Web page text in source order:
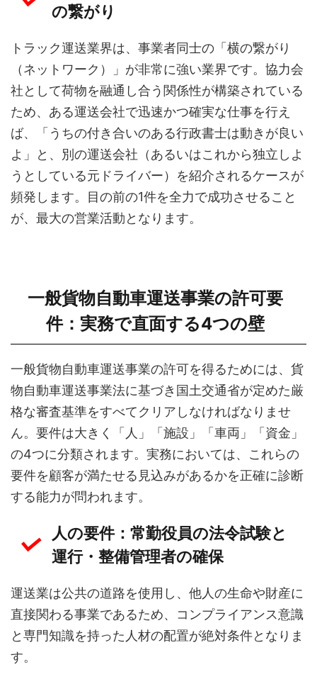
の繋がり
トラック運送業界は、事業者同士の「横の繋がり
（ネットワーク）」が非常に強い業界です。協力会
社として荷物を融通し合う関係性が構築されている
ため、ある運送会社で迅速かつ確実な仕事を行え
ば、「うちの付き合いのある行政書士は動きが良い
よ」と、別の運送会社（あるいはこれから独立しよ
うとしている元ドライバー）を紹介されるケースが
頻発します。目の前の1件を全力で成功させること
が、最大の営業活動となります。
一般貨物自動車運送事業の許可要
件：実務で直面する4つの壁
一般貨物自動車運送事業の許可を得るためには、貨
物自動車運送事業法に基づき国土交通省が定めた厳
格な審査基準をすべてクリアしなければなりませ
ん。要件は大きく「人」「施設」「車両」「資金」
の4つに分類されます。実務においては、これらの
要件を顧客が満たせる見込みがあるかを正確に診断
する能力が問われます。
人の要件：常勤役員の法令試験と
運行・整備管理者の確保
運送業は公共の道路を使用し、他人の生命や財産に
直接関わる事業であるため、コンプライアンス意識
と専門知識を持った人材の配置が絶対条件となりま
す。